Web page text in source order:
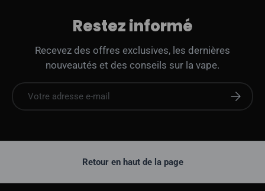
Restez informé
Recevez des offres exclusives, les dernières
nouveautés et des conseils sur la vape.
E-mail
Retour en haut de la page